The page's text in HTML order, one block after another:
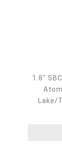
1.8"
Lake/